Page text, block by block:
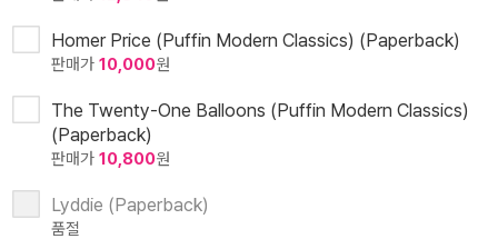
Homer Price (Puffin Modern Classics) (Paperback)
판매가 10,000원
The Twenty-One Balloons (Puffin Modern Classics)
(Paperback)
판매가 10,800원
Lyddie (Paperback)
품절